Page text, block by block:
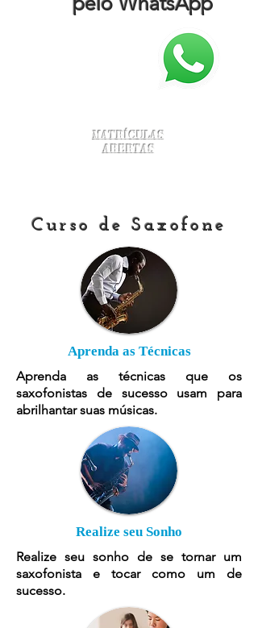
Matrículas
Abertas
Curso de Saxofone
Aprenda as Técnicas
Aprenda as técnicas que os
saxofonistas de sucesso usam para
abrilhantar suas músicas.
Realize seu Sonho
Realize seu sonho de se tornar um
saxofonista e tocar como um de
sucesso.